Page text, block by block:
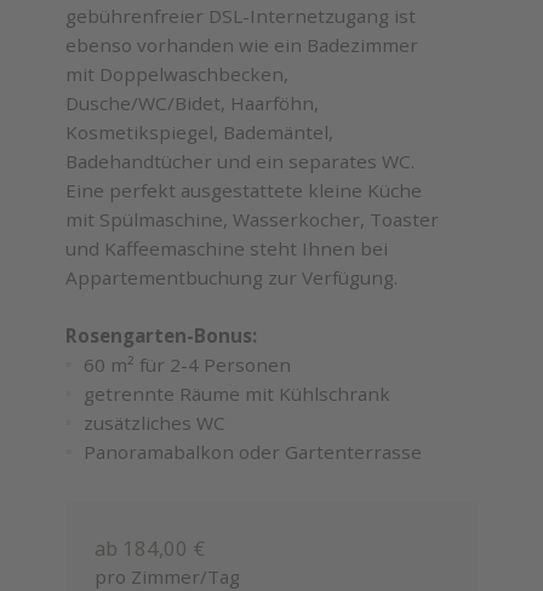
gebührenfreier DSL-Internetzugang ist
ebenso vorhanden wie ein Badezimmer
mit Doppelwaschbecken,
Dusche/WC/Bidet, Haarföhn,
Kosmetikspiegel, Bademäntel,
Badehandtücher und ein separates WC.
Eine perfekt ausgestattete kleine Küche
mit Spülmaschine, Wasserkocher, Toaster
und Kaffeemaschine steht Ihnen bei
Appartementbuchung zur Verfügung.
Rosengarten-Bonus:
60 m² für 2-4 Personen
getrennte Räume mit Kühlschrank
zusätzliches WC
Panoramabalkon oder Gartenterrasse
ab 184,00 €
pro Zimmer/Tag